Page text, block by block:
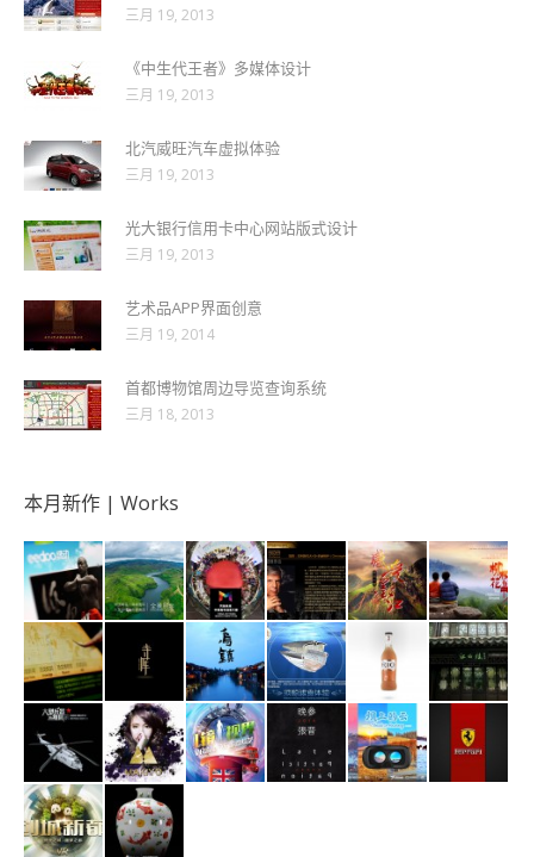
三月 19, 2013
《中生代王者》多媒体设计
三月 19, 2013
北汽威旺汽车虚拟体验
三月 19, 2013
光大银行信用卡中心网站版式设计
三月 19, 2013
艺术品APP界面创意
三月 19, 2014
首都博物馆周边导览查询系统
三月 18, 2013
本月新作 | Works